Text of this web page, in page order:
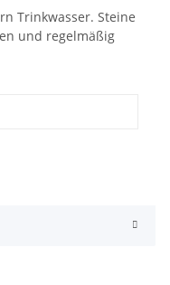
Trinkwasser. Steine
und regelmäßig